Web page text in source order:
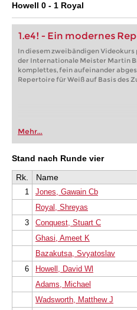
Howell 0 - 1 Royal
1.e4! - Ein modernes
In diesem zweibändigen
der Internationale Meister Martin
komplettes, fein aufeinander
Repertoire für Weiß auf Basis des
Mehr...
Stand nach Runde vier
Rk.
Name
1 Jones, Gawain Cb
Royal, Shreyas
3
Conquest, Stuart C
Ghasi, Ameet K
Bazakutsa, Svyatoslav
6
Howell, David Wl
Adams, Michael
Wadsworth, Matthew J